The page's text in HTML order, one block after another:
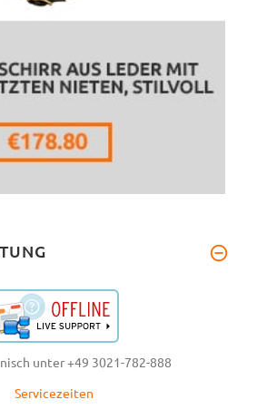
unter +49 3021-782-888
Servicezeiten